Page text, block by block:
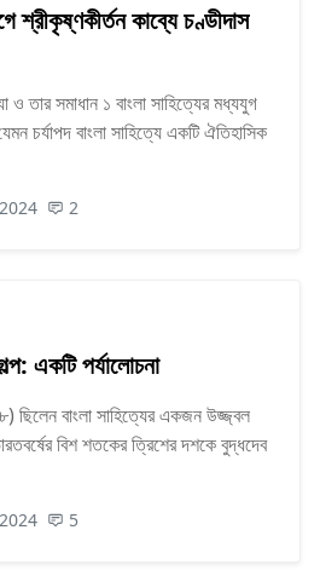
শ্রীকৃষ্ণকীর্তন কাব্যে চণ্ডীদাস
ও তার সমাধান ১ বাংলা সাহিত্যের মধ্যযুগ
চর্যাপদ বাংলা সাহিত্যে একটি ঐতিহাসিক
2
একটি পর্যালোচনা
ছিলেন বাংলা সাহিত্যের একজন উজ্জ্বল
বিশ শতকের ত্রিশের দশকে বুদ্ধদেব
5